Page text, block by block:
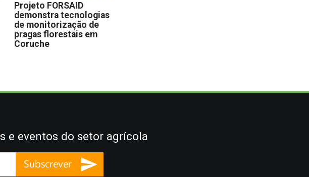
Projeto FORSAID
demonstra tecnologias
de monitorização de
pragas florestais em
Coruche
e eventos do setor agrícola